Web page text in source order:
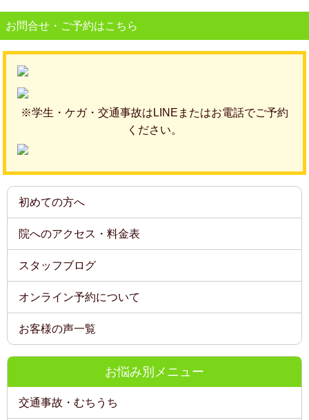
お問合せ・ご予約はこちら
※学生・ケガ・交通事故はLINEまたはお電話でご予約
ください。
初めての方へ
院へのアクセス・料金表
スタッフブログ
オンライン予約について
お客様の声一覧
お悩み別メニュー
交通事故・むちうち